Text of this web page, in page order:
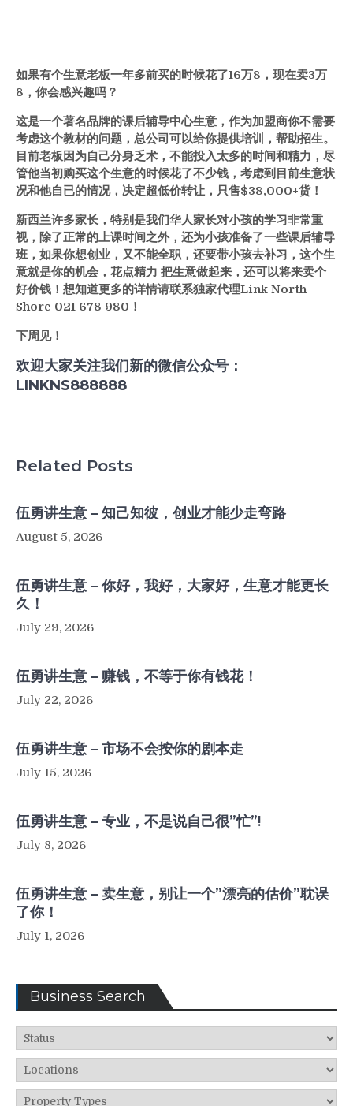
如果有个生意老板一年多前买的时候花了16万8，现在卖3万
8，你会感兴趣吗？
这是一个著名品牌的课后辅导中心生意，作为加盟商你不需要
考虑这个教材的问题，总公司可以给你提供培训，帮助招生。
目前老板因为自己分身乏术，不能投入太多的时间和精力，尽
管他当初购买这个生意的时候花了不少钱，考虑到目前生意状
况和他自已的情况，决定超低价转让，只售$38,000+货！
新西兰许多家长，特别是我们华人家长对小孩的学习非常重
视，除了正常的上课时间之外，还为小孩准备了一些课后辅导
班，如果你想创业，又不能全职，还要带小孩去补习，这个生
意就是你的机会，花点精力 把生意做起来，还可以将来卖个
好价钱！想知道更多的详情请联系独家代理Link North
Shore 021 678 980！
下周见！
欢迎大家关注我们新的微信公众号：
LINKNS888888
Related Posts
伍勇讲生意 – 知己知彼，创业才能少走弯路
August 5, 2026
伍勇讲生意 – 你好，我好，大家好，生意才能更长
久！
July 29, 2026
伍勇讲生意 – 赚钱，不等于你有钱花！
July 22, 2026
伍勇讲生意 – 市场不会按你的剧本走
July 15, 2026
伍勇讲生意 – 专业，不是说自己很”忙”!
July 8, 2026
伍勇讲生意 – 卖生意，别让一个”漂亮的估价”耽误
了你！
July 1, 2026
Business Search